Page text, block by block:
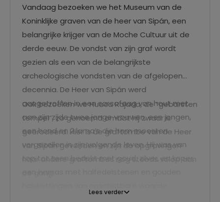
Vandaag bezoeken we het Museum van de
Koninklijke graven van de heer van Sipán, een
belangrijke krijger van de Moche Cultuur uit de
derde eeuw. De vondst van zijn graf wordt
gezien als een van de belangrijkste
archeologische vondsten van de afgelopen
decennia. De Heer van Sipán werd
aangetroffen in een sarcofaag van hout met
aan zijn zijde twee jonge vrouwen, een jongen,
een hond en 2 lama’s die hem moesten
vergezellen in zijn volgende leven. Hij was van
Ook bezoeken we Huaca Rajada, de “gebarsten
tempel”, zo genoemd omdat hij zwaar is
geërodeerd. Hier is de graftombe van de Heer
van Sipán gevonden en zijn de opgravingen
Lees verder